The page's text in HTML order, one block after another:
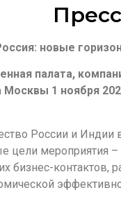
новые
палата,
1 ноября
России и Индии
цели мероприятия
контактов,